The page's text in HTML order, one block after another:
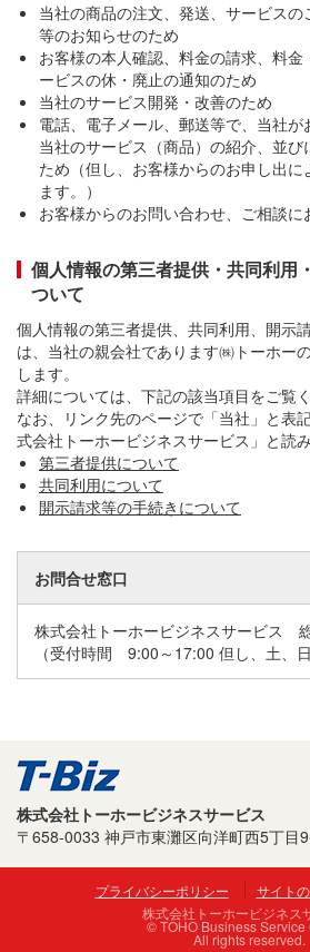
当社の商品の注文、発送、サービス
等のお知らせのため
お客様の本人確認、料金の請求、料
ービスの休・廃止の通知のため
当社のサービス開発・改善のため
電話、電子メール、郵送等で、当社が
当社のサービス（商品）の紹介、並び
ため（但し、お客様からのお申し出に
ます。）
お客様からのお問い合わせ、ご相談に
個人情報の第三者提供・共同利用
ついて
個人情報の第三者提供、共同利用、開示
は、当社の親会社であります㈱トーホー
します。
詳細については、下記の該当項目をご覧く
なお、リンク先のページで「当社」と表
式会社トーホービジネスサービス」と読
第三者提供について
共同利用について
開示請求等の手続きについて
お問合せ窓口
株式会社トーホービジネスサービス
（受付時間 9:00～17:00 但し、土、
株式会社トーホービジネスサービス
〒658-0033 神戸市東灘区向洋町西5丁目
プライバシーポリシー
サイト
株式会社トーホービジネス
© TOHO Business Service
All rights reserved.